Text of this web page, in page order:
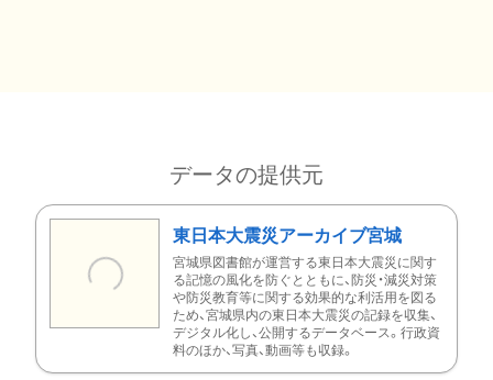
データの提供元
東日本大震災アーカイブ宮城
宮城県図書館が運営する東日本大震災に関す
る記憶の風化を防ぐとともに、防災・減災対策
や防災教育等に関する効果的な利活用を図る
ため、宮城県内の東日本大震災の記録を収集、
デジタル化し、公開するデータベース。行政資
料のほか、写真、動画等も収録。